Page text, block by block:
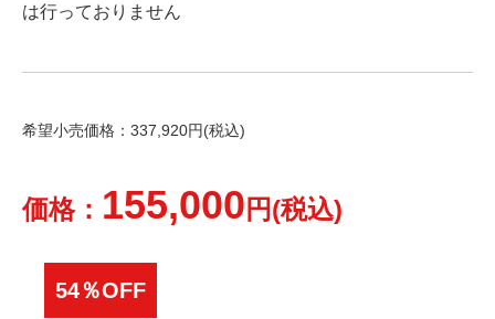
は行っておりません
希望小売価格：337,920円(税込)
価格： 155,000 円(税込)
54％OFF